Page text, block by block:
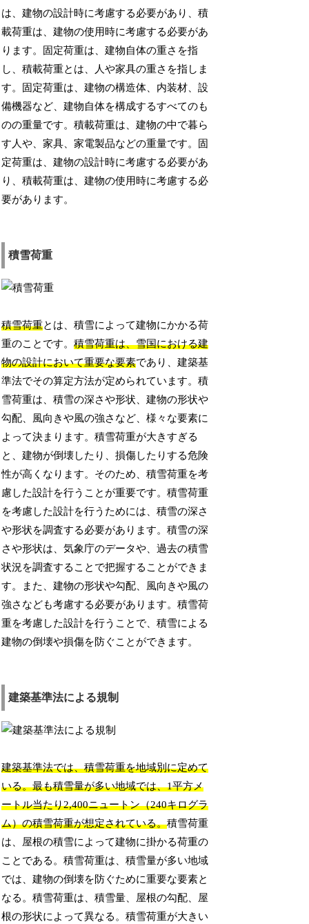
は、建物の設計時に考慮する必要があり、積
載荷重は、建物の使用時に考慮する必要があ
ります。固定荷重は、建物自体の重さを指
し、積載荷重とは、人や家具の重さを指しま
す。固定荷重は、建物の構造体、内装材、設
備機器など、建物自体を構成するすべてのも
のの重量です。積載荷重は、建物の中で暮ら
す人や、家具、家電製品などの重量です。固
定荷重は、建物の設計時に考慮する必要があ
り、積載荷重は、建物の使用時に考慮する必
要があります。
積雪荷重
積雪荷重とは、積雪によって建物にかかる荷
重のことです。積雪荷重は、雪国における建
物の設計において重要な要素であり、建築基
準法でその算定方法が定められています。積
雪荷重は、積雪の深さや形状、建物の形状や
勾配、風向きや風の強さなど、様々な要素に
よって決まります。積雪荷重が大きすぎる
と、建物が倒壊したり、損傷したりする危険
性が高くなります。そのため、積雪荷重を考
慮した設計を行うことが重要です。積雪荷重
を考慮した設計を行うためには、積雪の深さ
や形状を調査する必要があります。積雪の深
さや形状は、気象庁のデータや、過去の積雪
状況を調査することで把握することができま
す。また、建物の形状や勾配、風向きや風の
強さなども考慮する必要があります。積雪荷
重を考慮した設計を行うことで、積雪による
建物の倒壊や損傷を防ぐことができます。
建築基準法による規制
建築基準法では、積雪荷重を地域別に定めて
いる。最も積雪量が多い地域では、1平方メ
ートル当たり2,400ニュートン（240キログラ
ム）の積雪荷重が想定されている。積雪荷重
は、屋根の積雪によって建物に掛かる荷重の
ことである。積雪荷重は、積雪量が多い地域
では、建物の倒壊を防ぐために重要な要素と
なる。積雪荷重は、積雪量、屋根の勾配、屋
根の形状によって異なる。積雪荷重が大きい